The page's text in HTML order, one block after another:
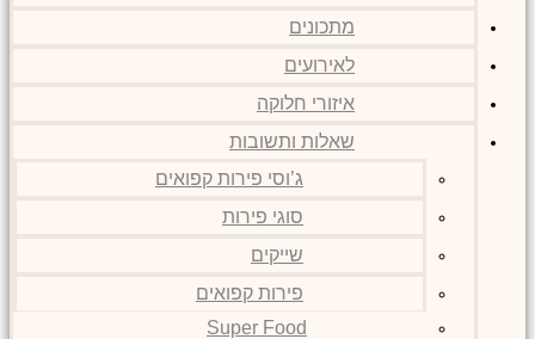
מתכונים
לאירועים
איזורי חלוקה
שאלות ותשובות
ג’וסי פירות קפואים
סוגי פירות
שייקים
פירות קפואים
Super Food